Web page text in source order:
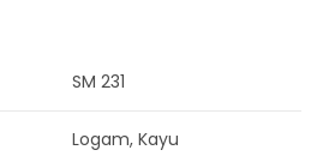
SM 231
Logam, Kayu